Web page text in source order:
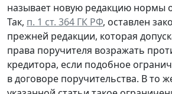
называет новую редакцию нормы
Так, п. 1 ст. 364 ГК РФ, оставлен
прежней редакции, которая
права поручителя возражать
кредитора, если подобное
в договоре поручительства. В то